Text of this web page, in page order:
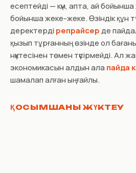
есептейді — күн, апта, ай
бойынша жеке-жеке. Өзіндік құн
деректерді репрайсерде
қызып тұрғанның өзінде ол
нүктесінен төмен түсірмейді. Ал
экономикасын алдын ала пайда
шамалап алған ыңғайлы.
ҚОСЫМШАНЫ ЖҮКТЕУ